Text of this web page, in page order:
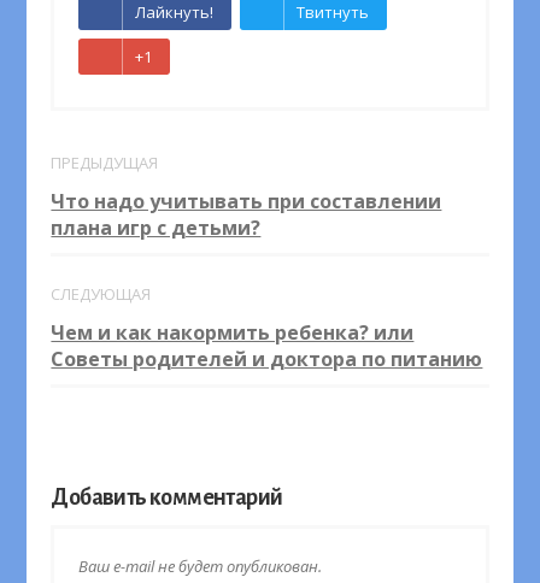
Лайкнуть! Твитнуть
+1
ПРЕДЫДУЩАЯ
Что надо учитывать при составлении
плана игр с детьми?
СЛЕДУЮЩАЯ
Чем и как накормить ребенка? или
Советы родителей и доктора по питанию
Добавить комментарий
Ваш e-mail не будет опубликован.